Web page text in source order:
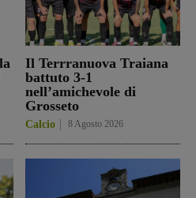
Il Terrranuova Traiana
battuto 3-1
nell’amichevole di
Grosseto
Calcio 8 Agosto 2026